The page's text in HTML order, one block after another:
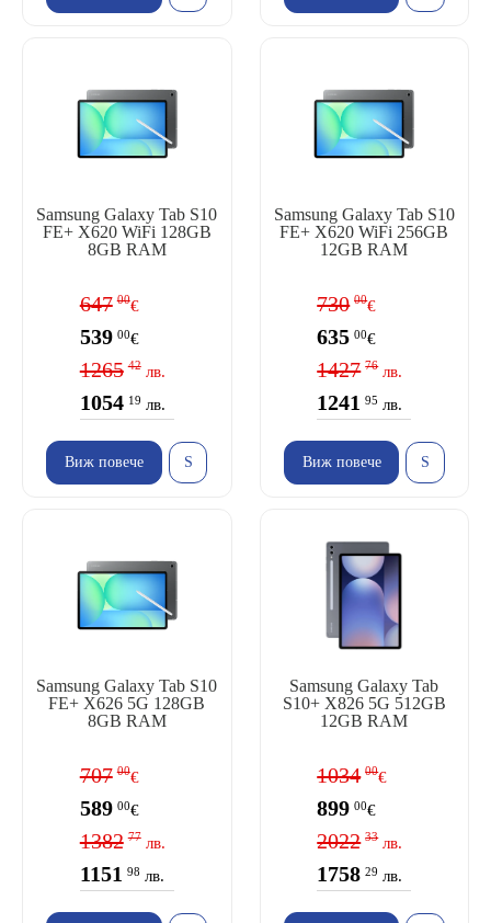
Samsung Galaxy Tab S10
FE+ X620 WiFi 128GB
8GB RAM
647 00€
539 00€
1265 42лв.
1054 19 лв.
Виж повече
Samsung Galaxy Tab S10
FE+ X620 WiFi 256GB
12GB RAM
730 00€
635 00€
1427 76лв.
1241 95 лв.
Виж повече
Samsung Galaxy Tab S10
FE+ X626 5G 128GB
8GB RAM
707 00€
589 00€
1382 77лв.
1151 98 лв.
Samsung Galaxy Tab
S10+ X826 5G 512GB
12GB RAM
1034 00€
899 00€
2022 33лв.
1758 29 лв.